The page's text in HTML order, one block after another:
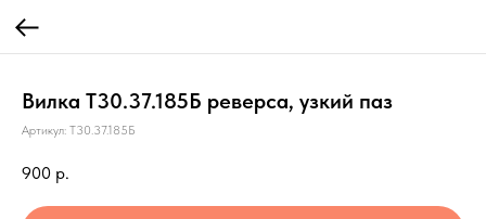
Вилка Т30.37.185Б реверса, узкий паз
Артикул: Т30.37.185Б
900 р.